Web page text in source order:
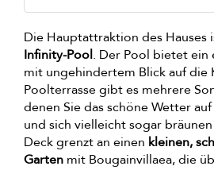
Die Hauptattraktion des Hauses
Infinity-Pool. Der Pool bietet ein
mit ungehindertem Blick auf die
Poolterrasse gibt es mehrere
denen Sie das schöne Wetter
und sich vielleicht sogar
Deck grenzt an einen kleinen,
Garten mit Bougainvillaea, die